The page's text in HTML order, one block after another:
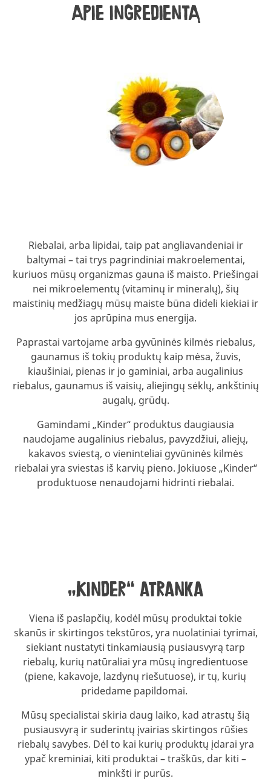
Apie ingredientą
Riebalai, arba lipidai, taip pat angliavandeniai ir
baltymai – tai trys pagrindiniai makroelementai,
kuriuos mūsų organizmas gauna iš maisto. Priešingai
nei mikroelementų (vitaminų ir mineralų), šių
maistinių medžiagų mūsų maiste būna dideli kiekiai ir
jos aprūpina mus energija.
Paprastai vartojame arba gyvūninės kilmės riebalus,
gaunamus iš tokių produktų kaip mėsa, žuvis,
kiaušiniai, pienas ir jo gaminiai, arba augalinius
riebalus, gaunamus iš vaisių, aliejingų sėklų, ankštinių
augalų, grūdų.
Gamindami „Kinder“ produktus daugiausia
naudojame augalinius riebalus, pavyzdžiui, aliejų,
kakavos sviestą, o vieninteliai gyvūninės kilmės
riebalai yra sviestas iš karvių pieno. Jokiuose „Kinder“
produktuose nenaudojami hidrinti riebalai.
„Kinder“ atranka
Viena iš paslapčių, kodėl mūsų produktai tokie
skanūs ir skirtingos tekstūros, yra nuolatiniai tyrimai,
siekiant nustatyti tinkamiausią pusiausvyrą tarp
riebalų, kurių natūraliai yra mūsų ingredientuose
(piene, kakavoje, lazdynų riešutuose), ir tų, kurių
pridedame papildomai.
Mūsų specialistai skiria daug laiko, kad atrastų šią
pusiausvyrą ir suderintų įvairias skirtingos rūšies
riebalų savybes. Dėl to kai kurių produktų įdarai yra
ypač kreminiai, kiti produktai – traškūs, dar kiti –
minkšti ir purūs.